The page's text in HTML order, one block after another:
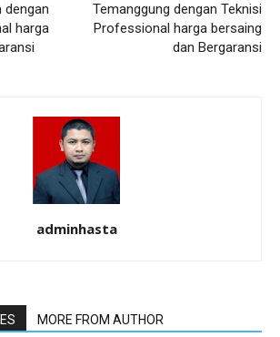
dengan
harga
Temanggung dengan Teknisi
Professional harga bersaing
dan Bergaransi
adminhasta
MORE FROM AUTHOR